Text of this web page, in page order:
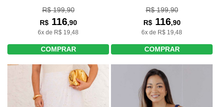
R$ 199,90
R$116,90
6x de R$ 19,48
COMPRAR
R$ 199,90
R$116,90
6x de R$ 19,48
COMPRAR